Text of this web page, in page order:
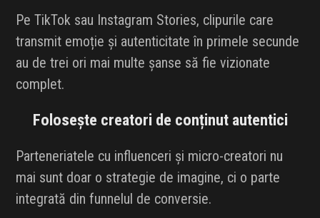
Pe TikTok sau Instagram Stories, clipurile care
transmit emoție și autenticitate în primele secunde
au de trei ori mai multe șanse să fie vizionate
complet.
Folosește creatori de conținut autentici
Parteneriatele cu influenceri și micro-creatori nu
mai sunt doar o strategie de imagine, ci o parte
integrată din funnelul de conversie.